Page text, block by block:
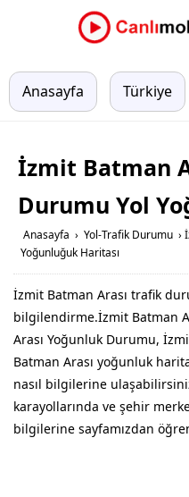
Anasayfa Türkiye
İzmit Batman
Durumu Yol
Anasayfa › Yol-Trafik Durumu ›
Yoğunluğuk Haritası
İzmit Batman Arası trafik
bilgilendirme.İzmit Batman
Arası Yoğunluk Durumu,
Batman Arası yoğunluk
nasıl bilgilerine
karayollarında ve şehir
bilgilerine sayfamızdan